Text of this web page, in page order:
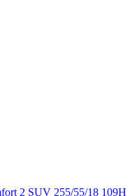
2 SUV 255/55/18 109H